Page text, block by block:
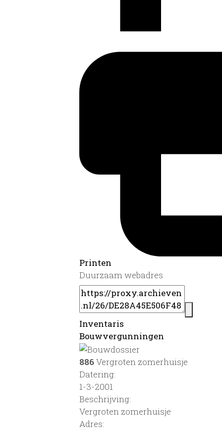
Printen
Duurzaam webadres
Inventaris
Bouwvergunningen
886Vergroten zomerhuisje
Datering:
1-3-2001
Beschrijving:
Vergroten zomerhuisje
Adres: